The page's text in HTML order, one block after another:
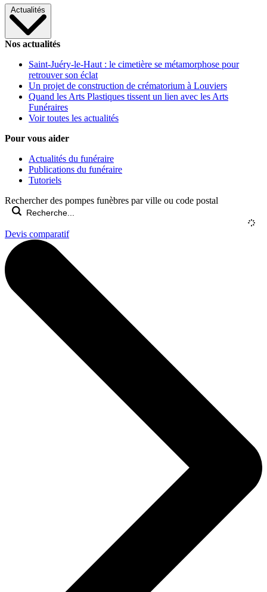
Actualités
Nos actualités
Saint-Juéry-le-Haut : le cimetière se métamorphose pour
retrouver son éclat
Un projet de construction de crématorium à Louviers
Quand les Arts Plastiques tissent un lien avec les Arts
Funéraires
Voir toutes les actualités
Pour vous aider
Actualités du funéraire
Publications du funéraire
Tutoriels
Rechercher des pompes funèbres par ville ou code postal
Devis comparatif